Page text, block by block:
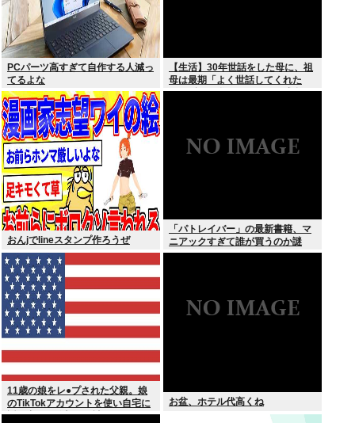
PCパーツ高すぎて自作する人減っ
てるよな
【生活】30年世話をした母に、祖
母は最期「よく世話してくれた
ね。ずっと嫌いだったのが残念だ
おんjでlineスタンプ作ろうぜ
「パトレイバー」の最新書籍、マ
ニアックすぎて誰が買うのか謎
11歳の娘をレ●プされた父親。娘
のTikTokアカウントを使い自宅に
誘き出し、銃撃で天誅！
お盆、ホテル代高くね